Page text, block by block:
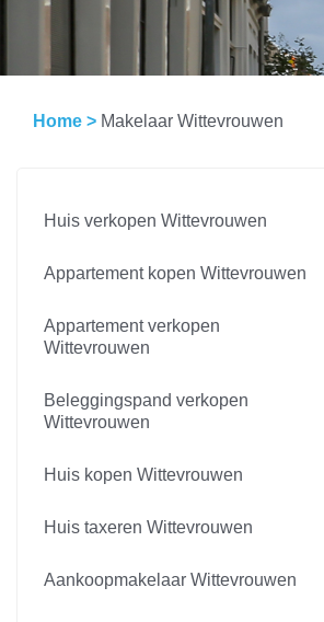
Home > Makelaar Wittevrouwen
Huis verkopen Wittevrouwen
Appartement kopen Wittevrouwen
Appartement verkopen
Wittevrouwen
Beleggingspand verkopen
Wittevrouwen
Huis kopen Wittevrouwen
Huis taxeren Wittevrouwen
Aankoopmakelaar Wittevrouwen